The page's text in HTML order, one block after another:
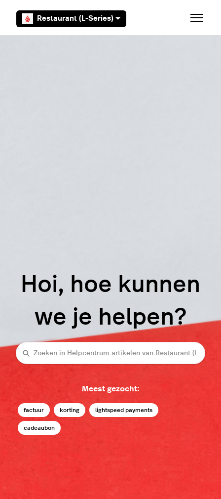
Restaurant (L-Series)
Hoi, hoe kunnen
we je helpen?
Zoeken
Meest gezocht:
factuur korting lightspeed payments
cadeaubon